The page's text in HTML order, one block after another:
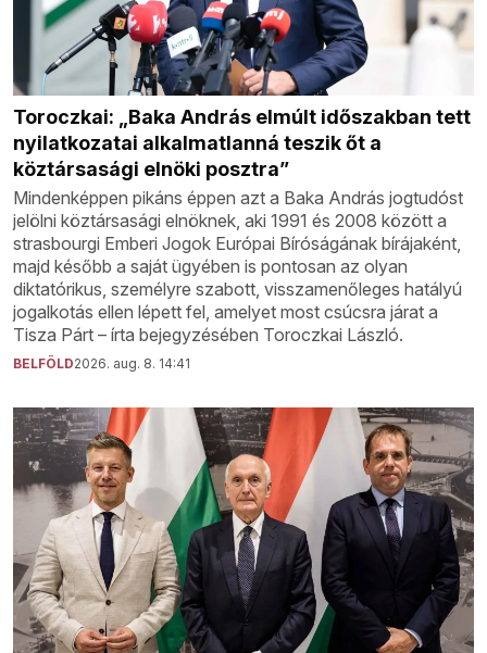
Toroczkai: „Baka András elmúlt időszakban tett
nyilatkozatai alkalmatlanná teszik őt a
köztársasági elnöki posztra”
Mindenképpen pikáns éppen azt a Baka András jogtudóst
jelölni köztársasági elnöknek, aki 1991 és 2008 között a
strasbourgi Emberi Jogok Európai Bíróságának bírájaként,
majd később a saját ügyében is pontosan az olyan
diktatórikus, személyre szabott, visszamenőleges hatályú
jogalkotás ellen lépett fel, amelyet most csúcsra járat a
Tisza Párt – írta bejegyzésében Toroczkai László.
BELFÖLD2026. aug. 8. 14:41